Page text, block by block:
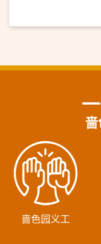
啬色园义工